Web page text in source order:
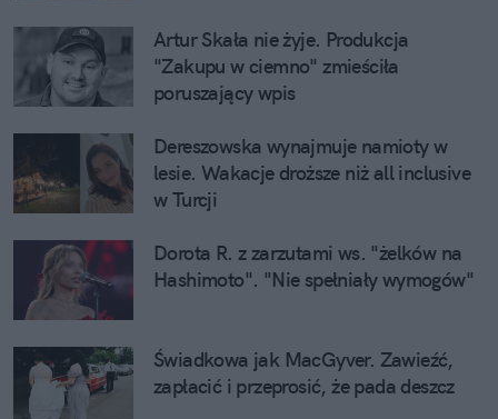
Artur Skała nie żyje. Produkcja
"Zakupu w ciemno" zmieściła
poruszający wpis
Dereszowska wynajmuje namioty w
lesie. Wakacje droższe niż all inclusive
w Turcji
Dorota R. z zarzutami ws. "żelków na
Hashimoto". "Nie spełniały wymogów"
Świadkowa jak MacGyver. Zawieźć,
zapłacić i przeprosić, że pada deszcz